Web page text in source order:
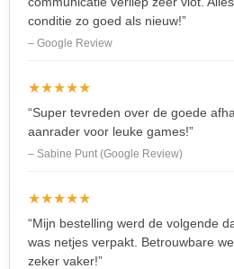
conditie zo goed als nieuw!”
– Google Review
★★★★★
“Super tevreden over de goede
aanrader voor leuke games!”
– Sabine Punt (Google Review)
★★★★★
“Mijn bestelling werd de volgende
was netjes verpakt. Betrouwbare
zeker vaker!”